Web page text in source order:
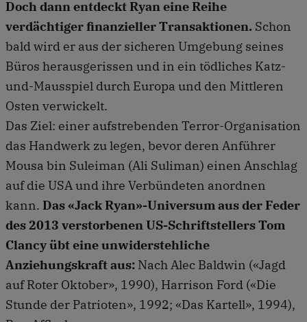
Doch dann entdeckt Ryan eine Reihe
verdächtiger finanzieller Transaktionen. Schon
bald wird er aus der sicheren Umgebung seines
Büros herausgerissen und in ein tödliches Katz-
und-Mausspiel durch Europa und den Mittleren
Osten verwickelt.
Das Ziel: einer aufstrebenden Terror-Organisation
das Handwerk zu legen, bevor deren Anführer
Mousa bin Suleiman (Ali Suliman) einen Anschlag
auf die USA und ihre Verbündeten anordnen
kann. Das «Jack Ryan»-Universum aus der Feder
des 2013 verstorbenen US-Schriftstellers Tom
Clancy übt eine unwiderstehliche
Anziehungskraft aus: Nach Alec Baldwin («Jagd
auf Roter Oktober», 1990), Harrison Ford («Die
Stunde der Patrioten», 1992; «Das Kartell», 1994),